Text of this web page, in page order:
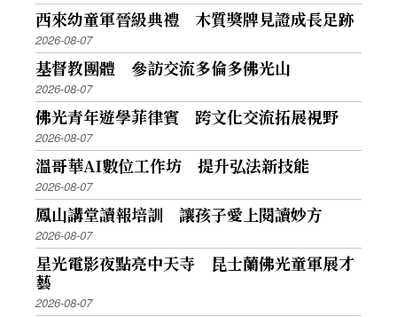
西來幼童軍晉級典禮 木質獎牌見證成長足跡
2026-08-07
基督教團體 參訪交流多倫多佛光山
2026-08-07
佛光青年遊學菲律賓 跨文化交流拓展視野
2026-08-07
溫哥華AI數位工作坊 提升弘法新技能
2026-08-07
鳳山講堂讀報培訓 讓孩子愛上閱讀妙方
2026-08-07
星光電影夜點亮中天寺 昆士蘭佛光童軍展才
藝
2026-08-07